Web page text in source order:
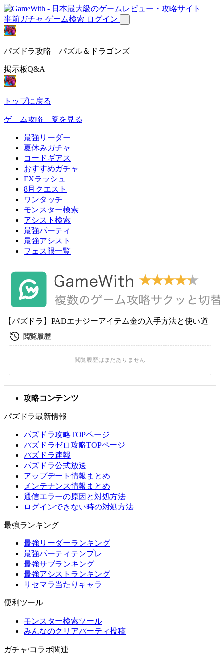
事前ガチャ ゲーム検索 ログイン
パズドラ攻略｜パズル＆ドラゴンズ
掲示板Q&A
トップに戻る
ゲーム攻略一覧を見る
最強リーダー
夏休みガチャ
コードギアス
おすすめガチャ
EXラッシュ
8月クエスト
ワンタッチ
モンスター検索
アシスト検索
最強パーティ
最強アシスト
フェス限一覧
【パズドラ】PADエナジーアイテム金の入手方法と使い道
攻略コンテンツ
パズドラ最新情報
パズドラ攻略TOPページ
パズドラゼロ攻略TOPページ
パズドラ速報
パズドラ公式放送
アップデート情報まとめ
メンテナンス情報まとめ
通信エラーの原因と対処方法
ログインできない時の対処方法
最強ランキング
最強リーダーランキング
最強パーティテンプレ
最強サブランキング
最強アシストランキング
リセマラ当たりキャラ
便利ツール
モンスター検索ツール
みんなのクリアパーティ投稿
ガチャ/コラボ関連